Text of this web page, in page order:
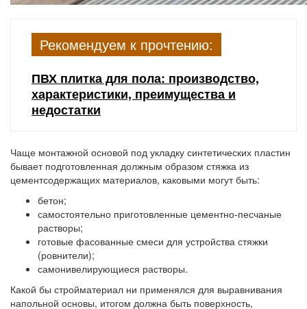
Рекомендуем к прочтению:
ПВХ плитка для пола: производство,
характеристики, преимущества и
недостатки
Чаще монтажной основой под укладку синтетических пластин
бывает подготовленная должным образом стяжка из
цементсодержащих материалов, каковыми могут быть:
бетон;
самостоятельно приготовленные цементно-песчаные
растворы;
готовые фасованные смеси для устройства стяжки
(ровнители);
самонивелирующиеся растворы.
Какой бы стройматериал ни применялся для выравнивания
напольной основы, итогом должна быть поверхность,